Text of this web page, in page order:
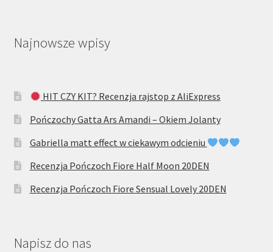
Najnowsze wpisy
HIT CZY KIT? Recenzja rajstop z AliExpress
Pończochy Gatta Ars Amandi – Okiem Jolanty
Gabriella matt effect w ciekawym odcieniu
Recenzja Pończoch Fiore Half Moon 20DEN
Recenzja Pończoch Fiore Sensual Lovely 20DEN
Napisz do nas